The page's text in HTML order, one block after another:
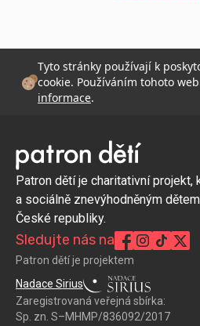
Tyto stránky používají k
cookie. Používáním tohoto
informace.
Patron dětí je charitativní projekt,
a sociálně znevýhodněným
České republiky.
Sledujte nás na
Patron dětí je projektem
Nadace Sirius
Zaregistrovaná veřejná sbírka:
Sp. zn. S–MHMP/836092/2017